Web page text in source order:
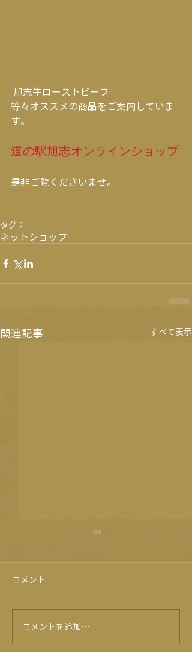
旭志牛ローストビーフ
等々オススメの商品をご案内していま
す。
道の駅旭志オンラインショップ
是非ご覧くださいませ。
タグ：
ネットショップ
関連記事 すべて表示
プレゼントキャンペーン⭐
コメント
コメントを追加…